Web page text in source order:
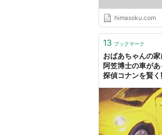
himasoku.com
13 ブックマーク
おばあちゃんの
阿笠博士の車が
探偵コナンを賢